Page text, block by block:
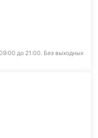
до 21:00. Без выходных